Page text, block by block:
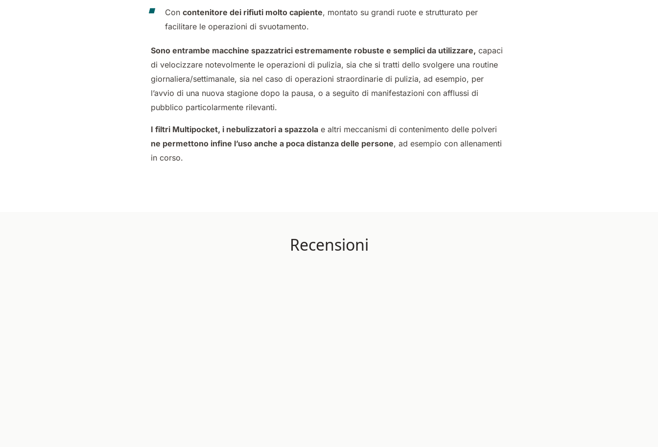
Con contenitore dei rifiuti molto capiente, montato su grandi ruote e strutturato per
facilitare le operazioni di svuotamento.
Sono entrambe macchine spazzatrici estremamente robuste e semplici da utilizzare, capaci
di velocizzare notevolmente le operazioni di pulizia, sia che si tratti dello svolgere una routine
giornaliera/settimanale, sia nel caso di operazioni straordinarie di pulizia, ad esempio, per
l’avvio di una nuova stagione dopo la pausa, o a seguito di manifestazioni con afflussi di
pubblico particolarmente rilevanti.
I filtri Multipocket, i nebulizzatori a spazzola e altri meccanismi di contenimento delle polveri
ne permettono infine l’uso anche a poca distanza delle persone, ad esempio con allenamenti
in corso.
Recensioni